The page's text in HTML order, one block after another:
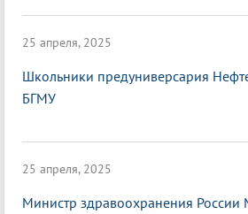
25 апреля, 2025
Школьники предуниверсария
БГМУ
25 апреля, 2025
Министр здравоохранения